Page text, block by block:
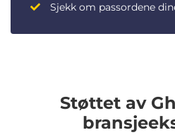
Sjekk om passordene
Støttet av